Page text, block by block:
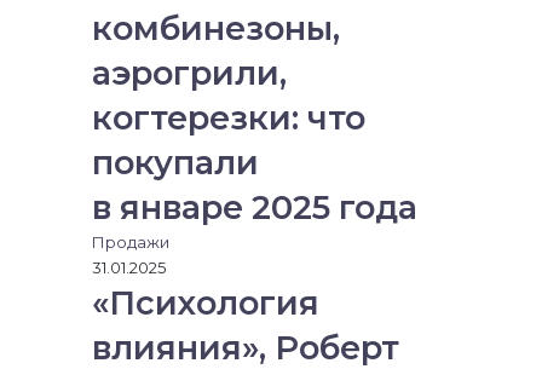
комбинезоны,
аэрогрили,
когтерезки: что
покупали
в январе 2025 года
Продажи
31.01.2025
«Психология
влияния», Роберт